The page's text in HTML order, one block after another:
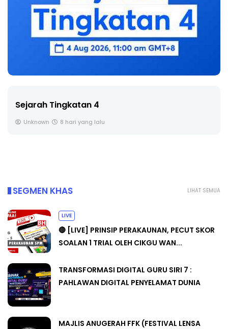
Sejarah Tingkatan 4
Unknown 8 hari yang lalu
LIHAT SEMUA
SEGMEN KHAS
LIVE
🔴 [LIVE] PRINSIP PERAKAUNAN, PECUT SKOR
SOALAN 1 TRIAL OLEH CIKGU WAN...
TRANSFORMASI DIGITAL GURU SIRI 7 :
PAHLAWAN DIGITAL PENYELAMAT DUNIA
MAJLIS ANUGERAH FFK (FESTIVAL LENSA